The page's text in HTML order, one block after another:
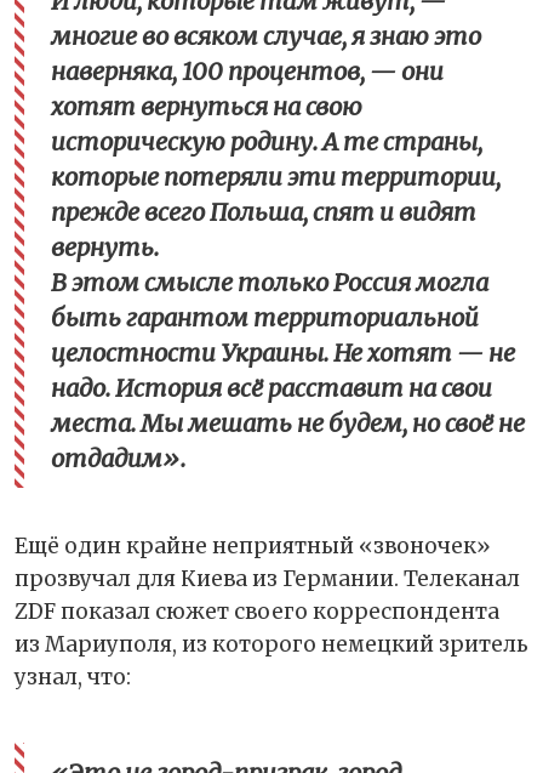
многие во всяком случае, я знаю это
наверняка, 100 процентов, — они
хотят вернуться на свою
историческую родину. А те страны,
которые потеряли эти территории,
прежде всего Польша, спят и видят
вернуть.
В этом смысле только Россия могла
быть гарантом территориальной
целостности Украины. Не хотят — не
надо. История всё расставит на свои
места. Мы мешать не будем, но своё не
отдадим».
Ещё один крайне неприятный «звоночек»
прозвучал для Киева из Германии. Телеканал
ZDF показал сюжет своего корреспондента
из Мариуполя, из которого немецкий зритель
узнал, что: